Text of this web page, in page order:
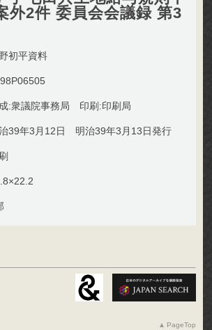
外2件 委員会会議録 第3
初平資料
:衆議院事務局 印刷:印刷局
39年3月12日 明治39年3月13日発行
PageTop